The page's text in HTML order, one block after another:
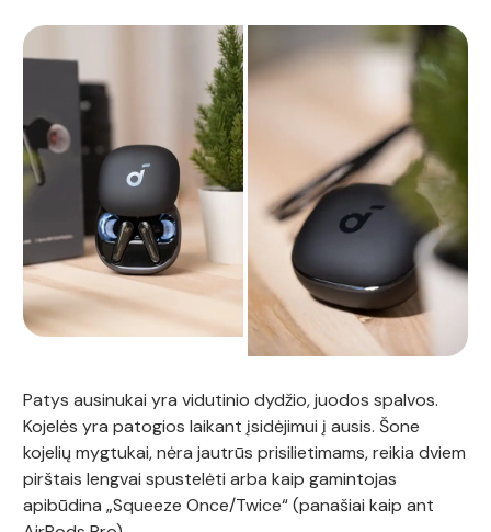
Patys ausinukai yra vidutinio dydžio, juodos spalvos.
Kojelės yra patogios laikant įsidėjimui į ausis. Šone
kojelių mygtukai, nėra jautrūs prisilietimams, reikia dviem
pirštais lengvai spustelėti arba kaip gamintojas
apibūdina „Squeeze Once/Twice“ (panašiai kaip ant